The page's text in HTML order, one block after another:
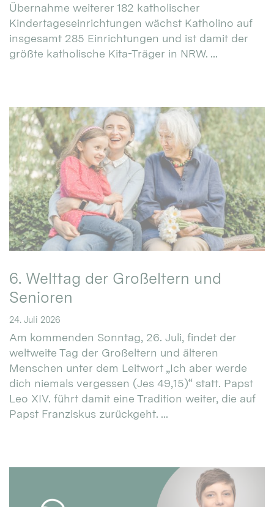
Übernahme weiterer 182 katholischer
Kindertageseinrichtungen wächst Katholino auf
insgesamt 285 Einrichtungen und ist damit der
größte katholische Kita-Träger in NRW. ...
6. Welttag der Großeltern und
Senioren
24. Juli 2026
Am kommenden Sonntag, 26. Juli, findet der
weltweite Tag der Großeltern und älteren
Menschen unter dem Leitwort „Ich aber werde
dich niemals vergessen (Jes 49,15)“ statt. Papst
Leo XIV. führt damit eine Tradition weiter, die auf
Papst Franziskus zurückgeht. ...